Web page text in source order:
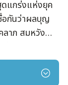
ดแกร่งแห่งยุค
อกันว่าผลบุญ
ลาภ สมหวัง
มีธงที่เขียน